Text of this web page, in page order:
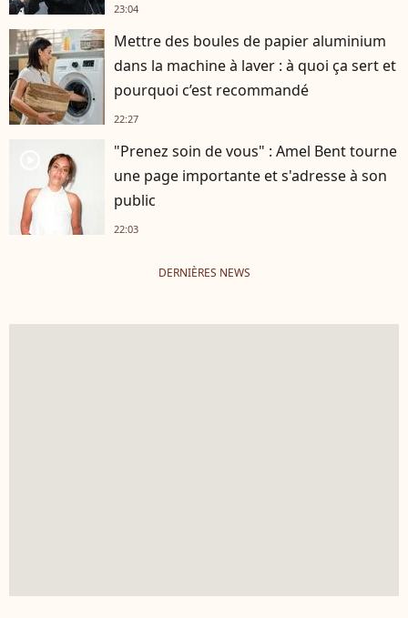
23:04
Mettre des boules de papier aluminium
dans la machine à laver : à quoi ça sert et
pourquoi c’est recommandé
22:27
"Prenez soin de vous" : Amel Bent tourne
une page importante et s'adresse à son
public
22:03
DERNIÈRES NEWS